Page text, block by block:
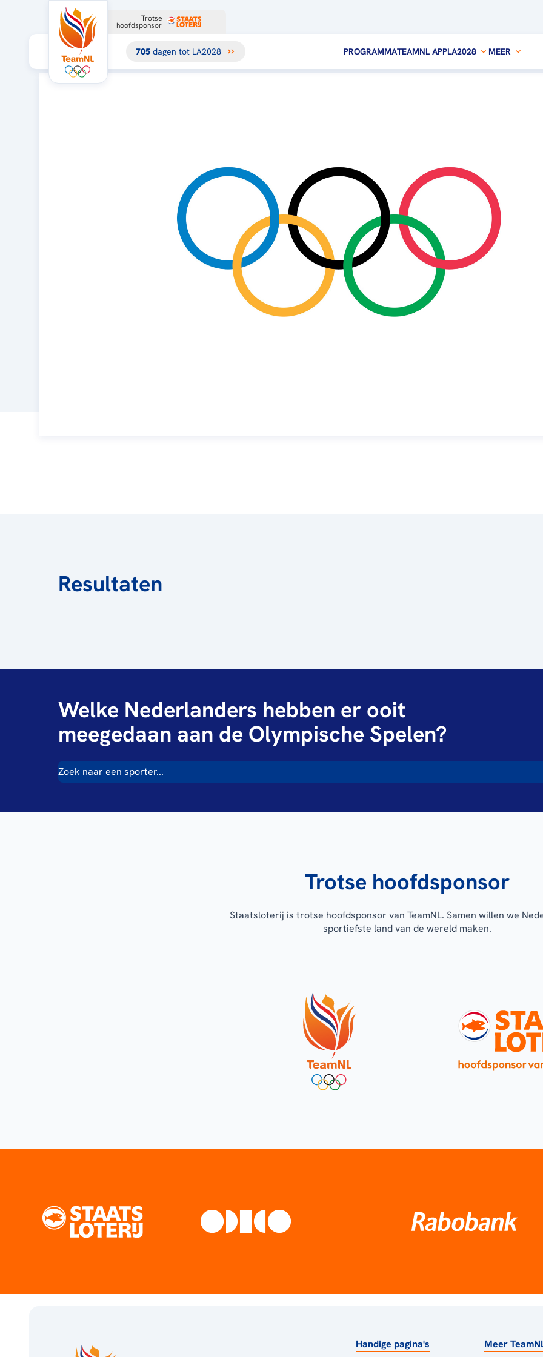
Trotse
hoofdsponsor
705 dagen tot LA2028 PROGRAMMATEAMNL APPLA2028 MEER
Resultaten
Welke Nederlanders hebben er ooit
meegedaan aan de Olympische Spelen?
Trotse hoofdsponsor
Staatsloterij is trotse hoofdsponsor van TeamNL. Samen willen we
sportiefste land van de wereld maken.
Handige pagina's Meer